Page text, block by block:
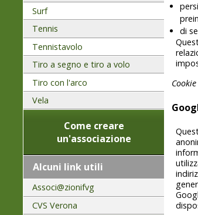
Surf
Tennis
Tennistavolo
Tiro a segno e tiro a volo
Tiro con l'arco
Vela
Come creare
un'associazione
Alcuni link utili
Associ@zionifvg
CVS Verona
di